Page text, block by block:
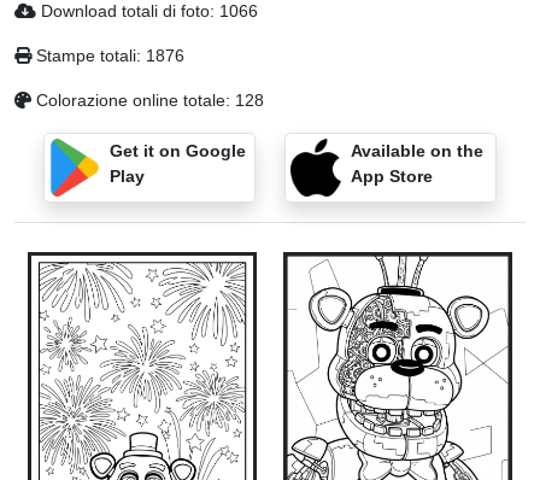
Download totali di foto: 1066
Stampe totali: 1876
Colorazione online totale: 128
Get it on Google
Play
Available on the
App Store